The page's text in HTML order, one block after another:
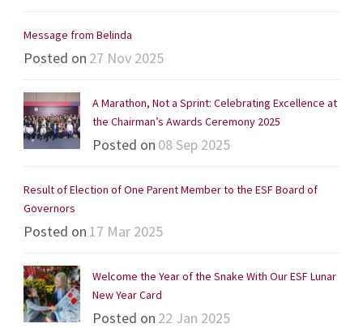
Message from Belinda
Posted on 27 Nov 2025
A Marathon, Not a Sprint: Celebrating Excellence at
the Chairman’s Awards Ceremony 2025
Posted on 08 Sep 2025
Result of Election of One Parent Member to the ESF Board of
Governors
Posted on 17 Mar 2025
Welcome the Year of the Snake With Our ESF Lunar
New Year Card
Posted on 22 Jan 2025